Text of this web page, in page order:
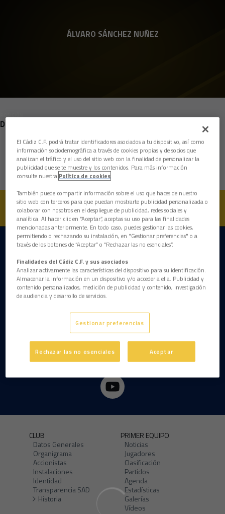
ÁLVARO SÁNCHEZ NUÑEZ
POSICIÓN
DEFENSAS
Nacimiento
Edad
DESCARGAR LA APP AHORA
CLUB
Datos Generales
Organigrama
Accionistas
Instalaciones
Identidad
Transparencia SAD
Historia
PRIMER EQUIPO
Noticias
Jugadores
Clasificación
Partidos
Agenda
Estadísticas
Galerías
Vídeos
El Cádiz C.F. podrá tratar identificadores asociados a tu dispositivo, así como
información sociodemográfica a través de cookies propias y de socios que
analizan el tráfico y el uso del sitio web con la finalidad de personalizar la
publicidad que se te muestre y los contenidos. Para más información
consulte nuestra Política de cookies
También puede compartir información sobre el uso que haces de nuestro
sitio web con terceros para que puedan mostrarte publicidad personalizada o
colaborar con nosotros en el despliegue de publicidad, redes sociales y
analítica. Al hacer clic en “Aceptar”, aceptas su uso para las finalidades
mencionadas anteriormente. En todo caso, puedes gestionar las cookies,
permitiendo o rechazando su instalación, en "Gestionar preferencias" o a
través de los botones de “Aceptar” o “Rechazar las no esenciales”.
Finalidades del Cádiz C.F. y sus asociados
Analizar activamente las características del dispositivo para su identificación.
Almacenar la información en un dispositivo y/o acceder a ella. Publicidad y
contenido personalizados, medición de publicidad y contenido, investigación
de audiencia y desarrollo de servicios.
Gestionar preferencias
Rechazar las no esenciales Aceptar